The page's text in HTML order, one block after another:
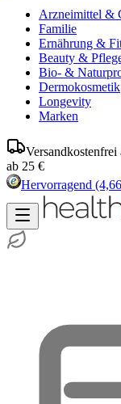
Arzneimittel &
Familie
Ernährung &
Beauty &
Bio- &
Dermokosmetik
Longevity
Marken
ab 25 €
Hervorragend